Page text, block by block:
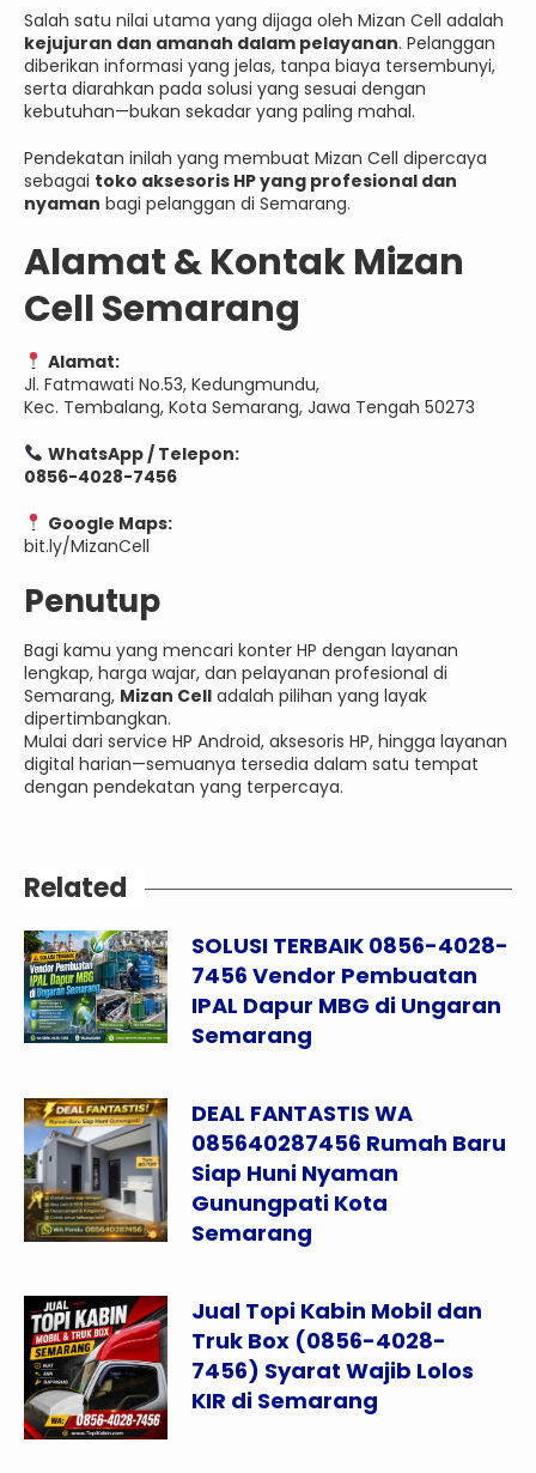
Salah satu nilai utama yang dijaga oleh Mizan Cell adalah
kejujuran dan amanah dalam pelayanan. Pelanggan
diberikan informasi yang jelas, tanpa biaya tersembunyi,
serta diarahkan pada solusi yang sesuai dengan
kebutuhan—bukan sekadar yang paling mahal.
Pendekatan inilah yang membuat Mizan Cell dipercaya
sebagai toko aksesoris HP yang profesional dan
nyaman bagi pelanggan di Semarang.
Alamat & Kontak Mizan
Cell Semarang
Alamat:
Jl. Fatmawati No.53, Kedungmundu,
Kec. Tembalang, Kota Semarang, Jawa Tengah 50273
WhatsApp / Telepon:
0856-4028-7456
Google Maps:
bit.ly/MizanCell
Penutup
Bagi kamu yang mencari konter HP dengan layanan
lengkap, harga wajar, dan pelayanan profesional di
Semarang, Mizan Cell adalah pilihan yang layak
dipertimbangkan.
Mulai dari service HP Android, aksesoris HP, hingga layanan
digital harian—semuanya tersedia dalam satu tempat
dengan pendekatan yang terpercaya.
Related
SOLUSI TERBAIK 0856-4028-
7456 Vendor Pembuatan
IPAL Dapur MBG di Ungaran
Semarang
DEAL FANTASTIS WA
085640287456 Rumah Baru
Siap Huni Nyaman
Gunungpati Kota
Semarang
Jual Topi Kabin Mobil dan
Truk Box (0856-4028-
7456) Syarat Wajib Lolos
KIR di Semarang